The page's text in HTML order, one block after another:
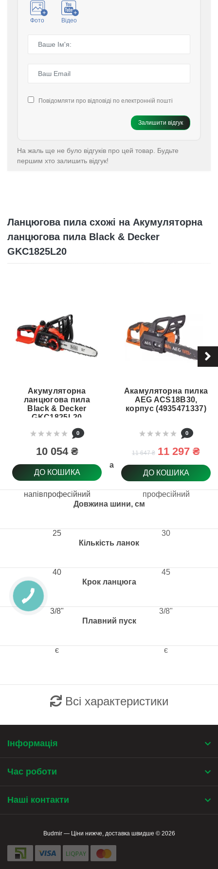
Фото Відео
Повідомляти про відповіді по електронній пошті
Залишити відгук
На жаль ще не було відгуків про цей товар. Будьте
першим хто залишить відгук!
Ланцюгова пила схожі на Акумуляторна
ланцюгова пила Black & Decker
GKC1825L20
Клас
Довжина шини, см
Кількість ланок
Крок ланцюга
Плавний пуск
Акумуляторна
ланцюгова пила
Black & Decker
GKC1825L20
0
10 054 ₴
ДО КОШИКА
напівпрофесійний
25
40
3/8"
є
Акамуляторна пилка
AEG ACS18B30,
корпус (4935471337)
0
11 647 ₴ 11 297 ₴
ДО КОШИКА
професійний
30
45
3/8"
є
Всі характеристики
Інформація
Час роботи
Наші контакти
Budmir — Ціни нижче, доставка швидше © 2026